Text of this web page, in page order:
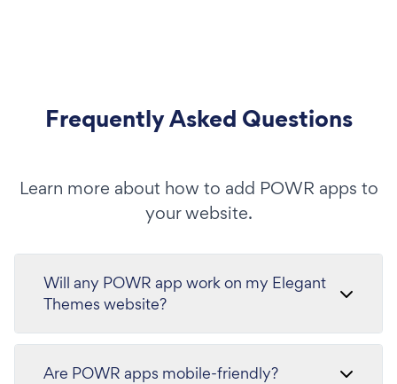
Frequently Asked Questions
Learn more about how to add POWR apps to
your website.
Will any POWR app work on my Elegant
Themes website?
Are POWR apps mobile-friendly?